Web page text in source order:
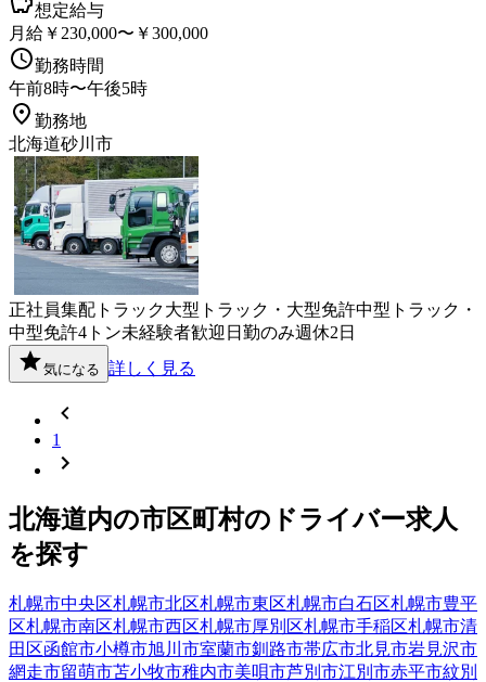
想定給与
月給￥230,000〜￥300,000
勤務時間
午前8時〜午後5時
勤務地
北海道砂川市
正社員集配 トラック大型トラック・大型免許中型トラック・
中型免許4トン未経験者歓迎 日勤のみ週休2日
気になる 詳しく見る
1
北海道内の市区町村の ドライバー求人
を探す
札幌市中央区札幌市北区札幌市東区札幌市白石区札幌市豊平
区札幌市南区札幌市西区札幌市厚別区札幌市手稲区札幌市清
田区函館市小樽市旭川市室蘭市釧路市帯広市北見市岩見沢市
網走市留萌市苫小牧市稚内市美唄市芦別市江別市赤平市紋別